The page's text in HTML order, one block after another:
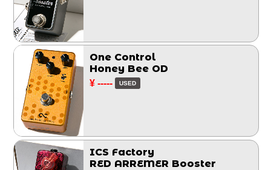
One Control
Honey Bee OD
¥ ----- USED
ICS Factory
RED ARREMER Booster